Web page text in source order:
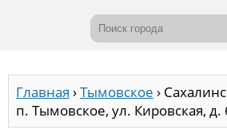
Главная ›Тымовское ›
п. Тымовское, ул. Кировская, д.